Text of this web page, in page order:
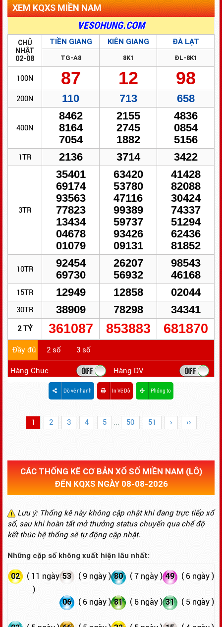
XEM KQXS MIỀN NAM
VESOHUNG.COM
ĐỔI SỐ TRÚNG - NHANH GỌN - BẢO MẬT
CHỦ
NHẬT
02-08
TIỀN GIANG KIÊN GIANG ĐÀ LẠT
TG-A8 8K1 ĐL-8K1
100N 87 12 98
200N 110 713 658
400N
8462
8164
7054
2155
2745
1882
4836
0854
5156
1TR 2136 3714 3422
3TR
35401
69174
93563
77823
13434
04678
01079
63420
53780
47116
99389
59737
93426
09131
41428
82088
30424
74337
51294
62436
81852
10TR
92454
69730
26207
56932
98543
46168
15TR 12949 12858 02044
30TR 38909 78298 34341
2 TỶ 361087 853883 681870
Đầy đủ 2 số 3 số
Hàng Chục Hàng DV
Dò vé nhanh In Vé Dò Phóng to
1 2 3 4 5 50 51 › ››
CÁC THỐNG KÊ CƠ BẢN XỔ SỐ MIỀN NAM (LÔ)
ĐẾN KQXS NGÀY 08-08-2026
Lưu ý: Thống kê này không cập nhật khi đang trực tiếp xổ
số, sau khi hoàn tất mở thưởng status chuyển qua chế độ
kết thúc hệ thống sẽ tự động cập nhật.
Những cặp số không xuất hiện lâu nhất:
02
( 11 ngày
)
53 ( 9 ngày ) 80 ( 7 ngày ) 49 ( 6 ngày )
06 ( 6 ngày ) 81 ( 6 ngày ) 31 ( 5 ngày )